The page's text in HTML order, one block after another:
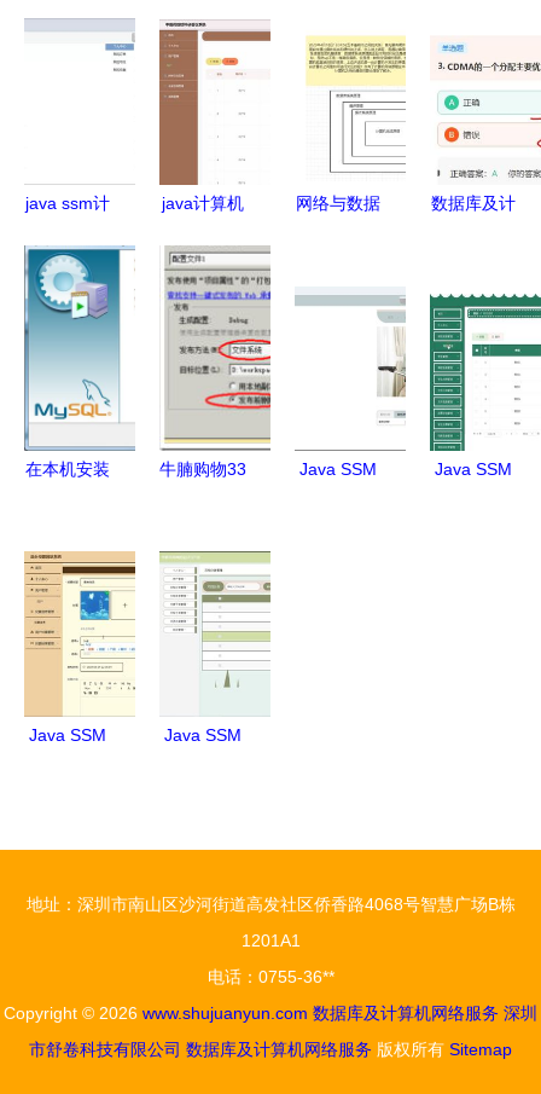
java ssm计
计农村电商
网站3252s
数据库 部
署
java计算机
医保健网站
源码 系统
lw 数据库
调试运行
网络与数据
统学习指南
数据库及计
精要
在本机安装
库服务器及
网络服务指
南
牛腩购物33
从发布到异
常处理
Java SSM
Java SSM
Java SSM
与实现
Java SSM
地址：深圳市南山区沙河街道高发社区侨香路4068号智慧广场B栋
1201A1
电话：0755-36**
Copyright © 2026 www.shujuanyun.com 数据库及计算机网络服务 深圳
市舒卷科技有限公司 数据库及计算机网络服务 版权所有 Sitemap